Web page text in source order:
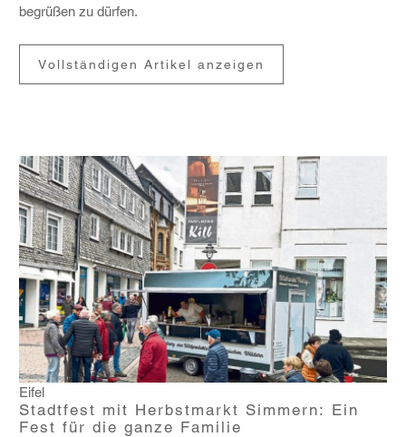
begrüßen zu dürfen.
Vollständigen Artikel anzeigen
Eifel
Stadtfest mit Herbstmarkt Simmern: Ein
Fest für die ganze Familie